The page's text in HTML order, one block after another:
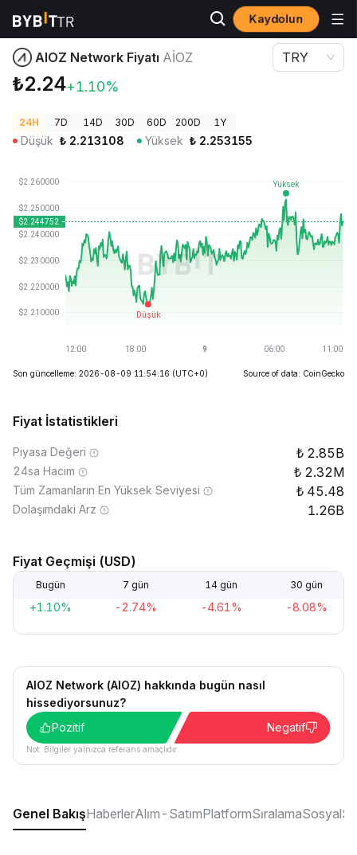
Kaydolun
Kripto Fiyatları
AIOZ Network Fiyatı AIOZ
₺2.24+1.10%
TRY
24H 7D 14D 30D 60D 200D 1Y
Düşük ₺ 2.213108 Yüksek ₺ 2.253155
Son güncelleme: 2026-08-09 11:54:16 (UTC+0) Source of data: CoinGecko
Fiyat İstatistikleri
Piyasa Değeri 2.85B
24sa Hacim 2.32M
Tüm Zamanların En Yüksek Seviyesi 45.48
Dolaşımdaki Arz 1.26B
Fiyat Geçmişi (USD)
Bugün 7 gün 14 gün 30 gün
+1.10% -2.74% -4.61% -8.08%
AIOZ Network (AIOZ) hakkında bugün nasıl
hissediyorsunuz?
Pozitif
Negatif
Not: Bilgiler yalnızca referans amaçlıdır.
Genel BakışHaberlerAlım-SatımPlatformSıralamaSosyal